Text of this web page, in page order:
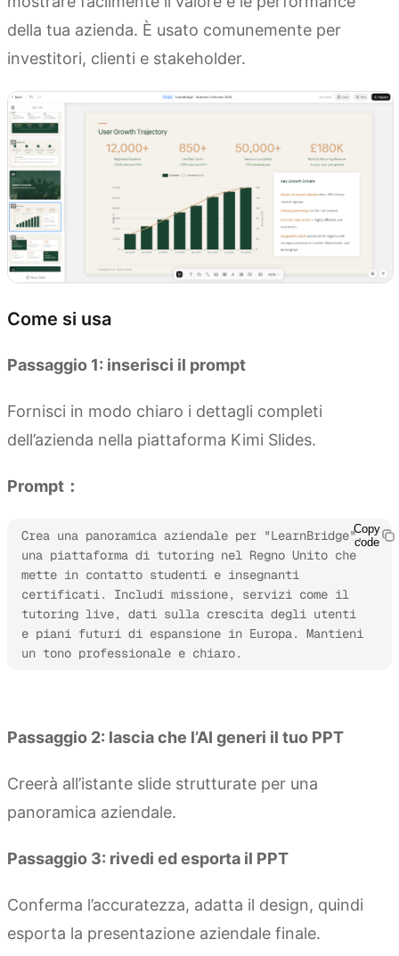
della tua azienda. È usato comunemente per
investitori, clienti e stakeholder.
Come si usa
Passaggio 1: inserisci il prompt
Fornisci in modo chiaro i dettagli completi
dell’azienda nella piattaforma Kimi Slides.
Prompt：
Crea una panoramica aziendale per "LearnBridge",
una piattaforma di tutoring nel Regno Unito che
mette in contatto studenti e insegnanti
certificati. Includi missione, servizi come il
tutoring live, dati sulla crescita degli utenti
e piani futuri di espansione in Europa. Mantieni
un tono professionale e chiaro.
Copy
code
Passaggio 2: lascia che l’AI generi il tuo PPT
Creerà all’istante slide strutturate per una
panoramica aziendale.
Passaggio 3: rivedi ed esporta il PPT
Conferma l’accuratezza, adatta il design, quindi
esporta la presentazione aziendale finale.